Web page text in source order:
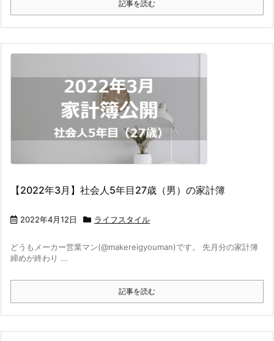
記事を読む
【2022年3月】社会人5年目27歳（男）の家計簿
2022年4月12日 ライフスタイル
どうもメーカー営業マン(@makereigyouman)です。 先月分の家計簿
締めが終わり ...
記事を読む